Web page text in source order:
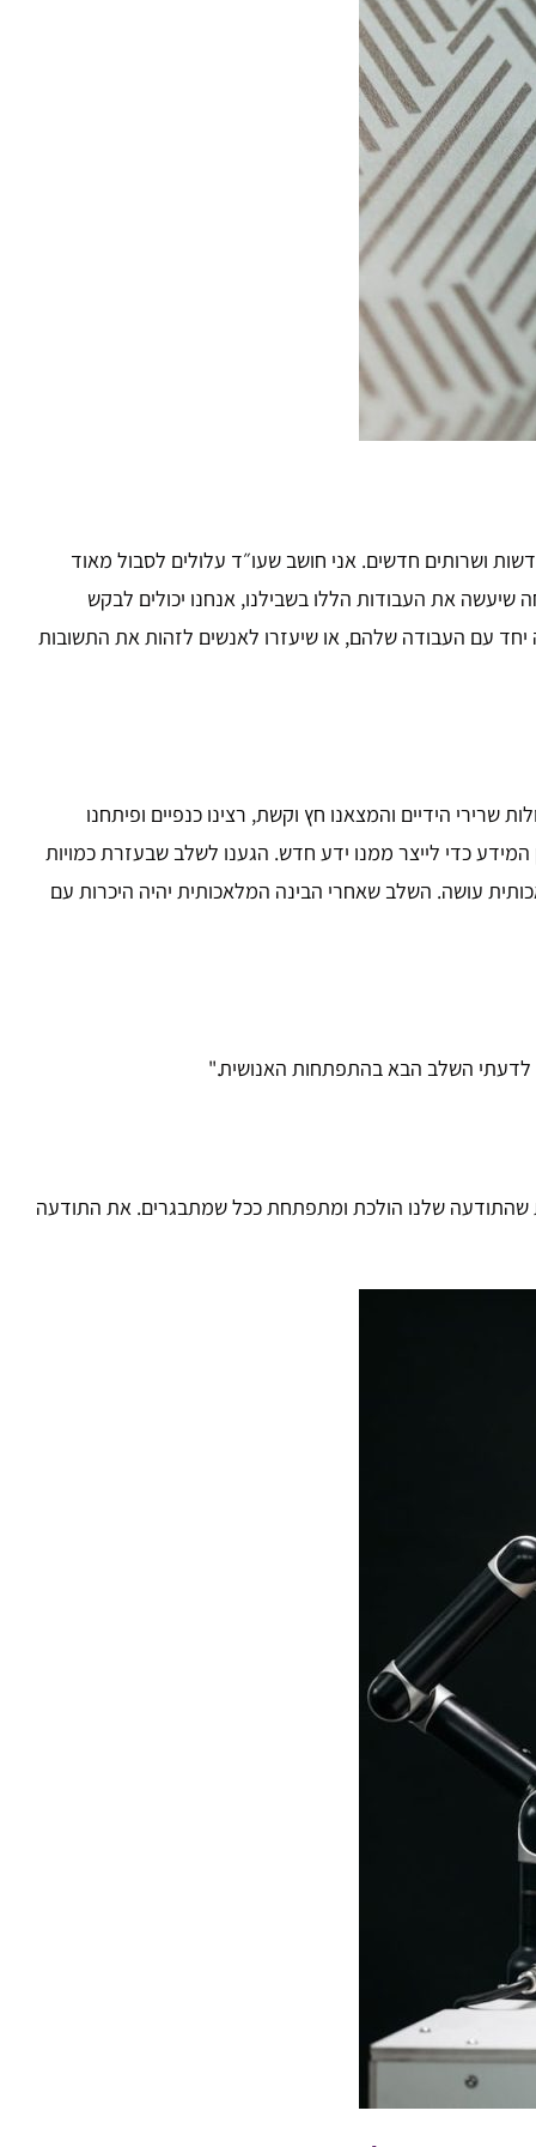
ושרותים חדשים. אני חושב שעו״ד עלולים לסבול מאוד
את העבודות הללו בשבילנו, אנחנו יכולים לבקש
יחד עם העבודה שלהם, או שיעזרו לאנשים לזהות את התשובות
שרירי הידיים והמצאנו חץ וקשת, רצינו כנפיים ופיתחנו
המידע כדי לייצר ממנו ידע חדש. הגענו לשלב שבעזרת כמויות
עושה. השלב שאחרי הבינה המלאכותית יהיה היכרות עם
לדעתי השלב הבא בהתפתחות האנושית."
ילד קטן יודע אם הוא בן או בת? רק מאוחר יותר. מתי הוא מרגיש בן או בת? רק בגיל 8. זאת אומרת שהתודעה שלנו הולכת ומתפתחת ככל שמתבגרים. את התודעה